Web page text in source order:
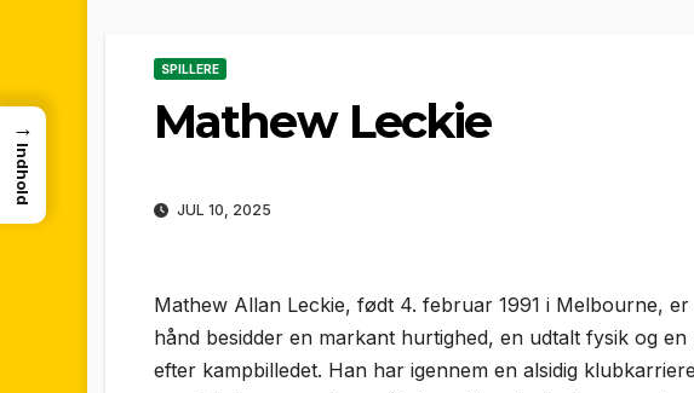
SPILLERE
Mathew Leckie
JUL 10, 2025
Mathew Allan Leckie, født 4. februar 1991 i Melbourne,
hånd besidder en markant hurtighed, en udtalt fysik og
efter kampbilledet. Han har igennem en alsidig
→
Indhold